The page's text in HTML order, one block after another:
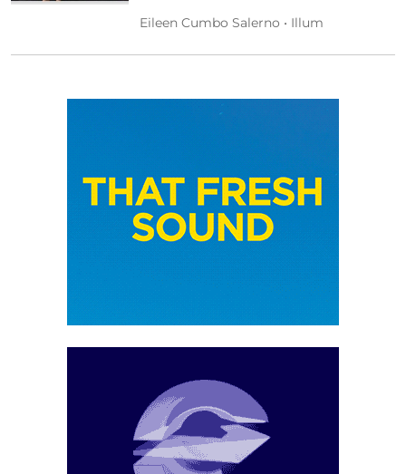
Eileen Cumbo Salerno • Illum